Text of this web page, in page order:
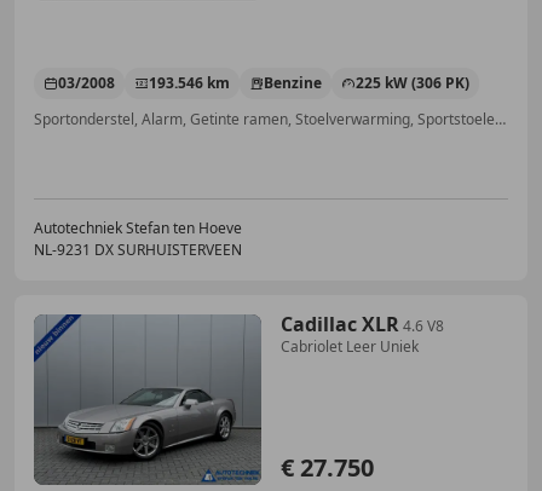
03/2008 193.546 km Benzine
225 kW (306 PK)
Sportonderstel, Alarm, Getinte ramen, Stoelverwarming, Sportstoelen, Lichtsensor, Cruise control, CD
Autotechniek Stefan ten Hoeve
NL-9231 DX SURHUISTERVEEN
Cadillac XLR4.6 V8
Cabriolet Leer Uniek
€ 27.750